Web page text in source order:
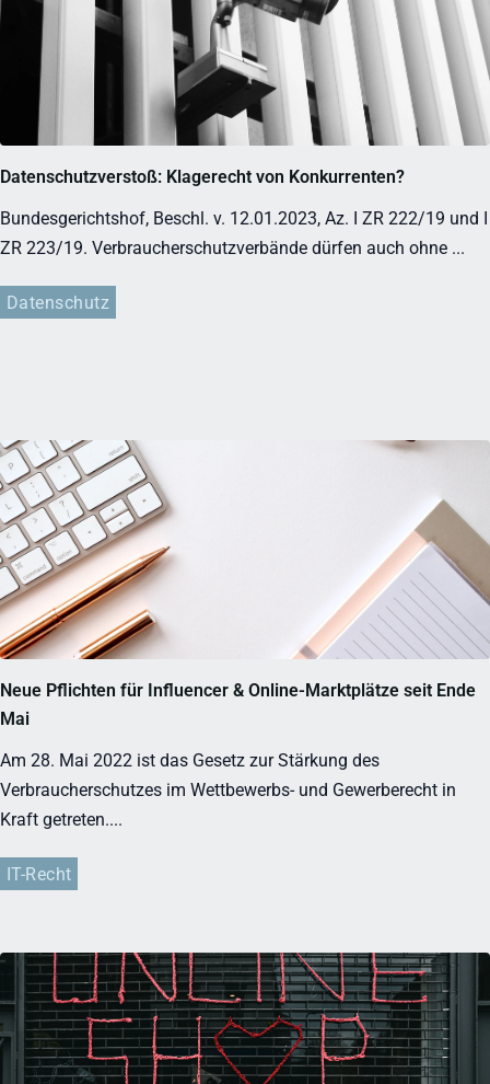
Datenschutzverstoß: Klagerecht von Konkurrenten?
Bundesgerichtshof, Beschl. v. 12.01.2023, Az. I ZR 222/19 und I
ZR 223/19. Verbraucherschutzverbände dürfen auch ohne ...
Datenschutz
Neue Pflichten für Influencer & Online-Marktplätze seit Ende
Mai
Am 28. Mai 2022 ist das Gesetz zur Stärkung des
Verbraucherschutzes im Wettbewerbs- und Gewerberecht in
Kraft getreten....
IT-Recht